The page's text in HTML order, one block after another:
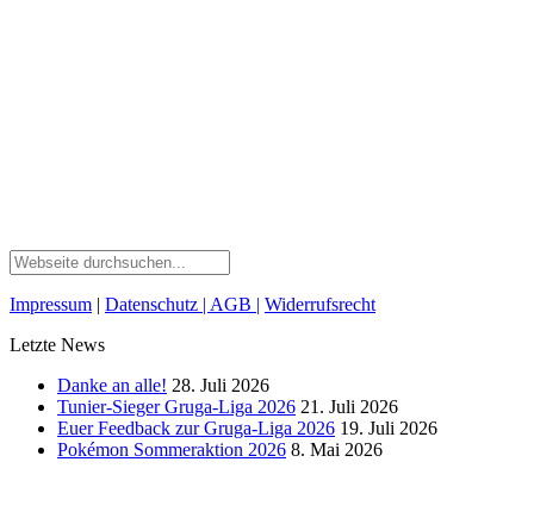
Impressum | Datenschutz | AGB | Widerrufsrecht
Letzte News
Danke an alle! 28. Juli 2026
Tunier-Sieger Gruga-Liga 2026 21. Juli 2026
Euer Feedback zur Gruga-Liga 2026 19. Juli 2026
Pokémon Sommeraktion 2026 8. Mai 2026